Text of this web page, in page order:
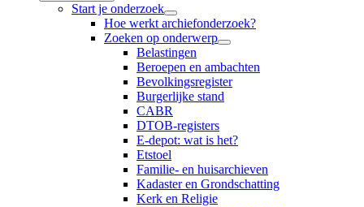
Start je onderzoek
Hoe werkt archiefonderzoek?
Zoeken op onderwerp
Belastingen
Beroepen en ambachten
Bevolkingsregister
Burgerlijke stand
CABR
DTOB-registers
E-depot: wat is het?
Etstoel
Familie- en huisarchieven
Kadaster en Grondschatting
Kerk en Religie